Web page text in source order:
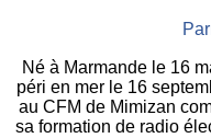
Né à Marmande le 16
péri en mer le 16
au CFM de Mimizan
sa formation de radio